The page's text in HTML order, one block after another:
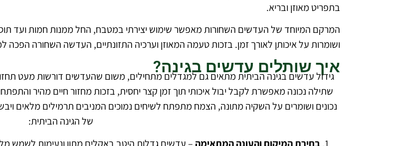
בתפריט מאוזן ובריא.
המרקם המיוחד של העדשים השחורות מאפשר שימוש יצירתי במטבח, החל ממנות חמות ועד
ושומרות על איכותן לאורך זמן. בזכות טעמה המאוזן וערכיה התזונתיים, העדשה השחורה הפכה
איך שותלים עדשים בגינה?
גידול עדשים בגינה הביתית מתאים גם למגדלים מתחילים, משום שהעדשים דורשות מעט
שתילה נכונה מאפשרת לקבל יבול איכותי תוך זמן קצר יחסית, בזכות מחזור חיים מהיר
נכונים ושומרים על השקיה מתונה, הצמח מתפתח לשיחים נמוכים המניבים תרמילים מלאים
של הגינה הביתית: